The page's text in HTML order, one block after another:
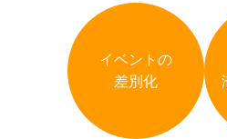
イベントの
差別化